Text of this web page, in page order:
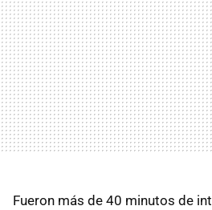
Fueron más de 40 minutos de